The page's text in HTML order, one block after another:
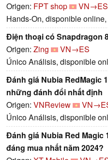
Origen: FPT shop
VN→ES
Hands-On, disponible
Điện thoại có Snapdragon
Origen: Zing
VN→ES
Único Análisis, disponible
Đánh giá Nubia RedMagic
những đánh đổi nhất định
Origen: VNReview
Único Análisis, disponible
Đánh giá Nubia Red Magic
đáng mua nhất năm 2024?